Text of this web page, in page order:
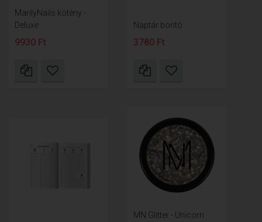
MarilyNails kötény -
Deluxe
9930 Ft
Naptár borító
3780 Ft
MN Glitter - Unicorn